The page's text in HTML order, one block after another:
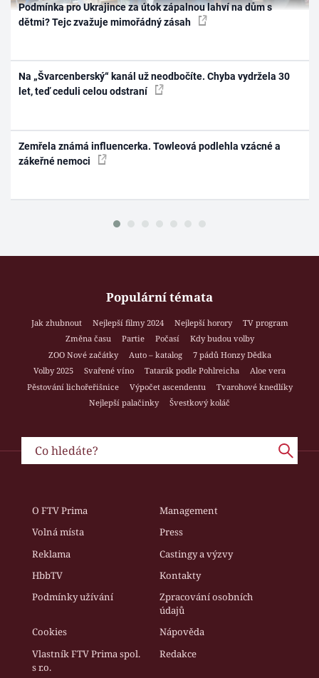
Podmínka pro Ukrajince za útok zápalnou lahví na dům s
dětmi? Tejc zvažuje mimořádný zásah
Na „Švarcenberský“ kanál už neodbočíte. Chyba vydržela 30
let, teď ceduli celou odstraní
Zemřela známá influencerka. Towleová podlehla vzácné a
zákeřné nemoci
Populární témata
Jak zhubnout Nejlepší filmy 2024 Nejlepší horory
TV program
Změna času
Partie Počasí
Kdy budou volby
ZOO Nové začátky
Auto – katalog
7 pádů Honzy Dědka
Volby 2025
Svařené víno Tatarák podle Pohlreicha
Aloe vera
Pěstování lichořeřišnice
Výpočet ascendentu
Tvarohové knedlíky
Nejlepší palačinky
Švestkový koláč
O FTV Prima
Management
Volná místa
Press
Reklama
Castingy a výzvy
HbbTV
Kontakty
Podmínky užívání
Zpracování osobních
údajů
Cookies
Nápověda
Vlastník FTV Prima spol.
s r.o.
Redakce